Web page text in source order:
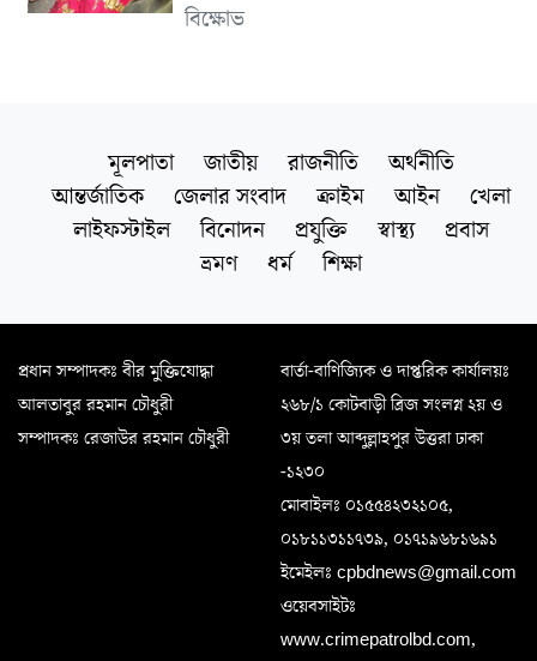
বিক্ষোভ
মূলপাতা জাতীয় রাজনীতি
অর্থনীতি
আন্তর্জাতিক
জেলার সংবাদ ক্রাইম আইন
খেলা
লাইফস্টাইল
বিনোদন প্রযুক্তি স্বাস্থ্য
প্রবাস
ভ্রমণ
ধর্ম শিক্ষা
প্রধান সম্পাদকঃ বীর মুক্তিযোদ্ধা
আলতাবুর রহমান চৌধুরী
সম্পাদকঃ রেজাউর রহমান চৌধুরী
বার্তা-বাণিজ্যিক ও দাপ্তরিক কার্যালয়ঃ
২৬৮/১ কোটবাড়ী ব্রিজ সংলগ্ন ২য় ও
৩য় তলা আব্দুল্লাহপুর উত্তরা ঢাকা
-১২৩০
মোবাইলঃ ০১৫৫৪২৩২১০৫,
০১৮১১৩১১৭৩৯, ০১৭১৯৬৮১৬৯১
ইমেইলঃ cpbdnews@gmail.com
ওয়েবসাইটঃ
www.crimepatrolbd.com,